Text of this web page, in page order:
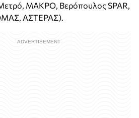
ΜΑΚΡΟ, Βερόπουλος SPAR,
ΑΣΤΕΡΑΣ).